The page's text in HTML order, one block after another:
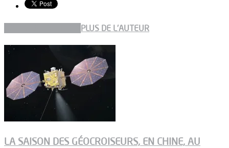
PLUS DE L'AUTEUR
LA SAISON DES GÉOCROISEURS, EN CHINE, AU